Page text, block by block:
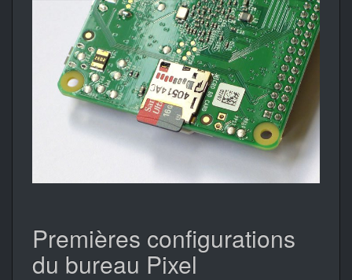
Premières configurations
du bureau Pixel